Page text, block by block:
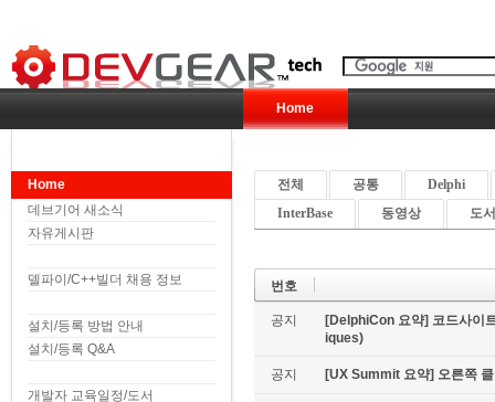
Home
Home
데브기어 새소식
자유게시판
델파이/C++빌더 채용 정보
설치/등록 방법 안내
설치/등록 Q&A
개발자 교육일정/도서
전체 공통
Delphi
InterBase
동영상 도
번호
공지
[DelphiCon 요약] 코드사이
iques)
공지 [UX Summit 요약] 오른쪽